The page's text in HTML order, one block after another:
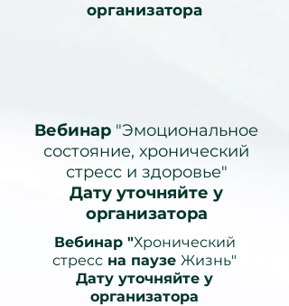
организатора
Вебинар "Эмоциональное
состояние, хронический
стресс и здоровье"
Дату уточняйте у
организатора
Вебинар "Хронический
стресс на паузе Жизнь"
Дату уточняйте у
организатора